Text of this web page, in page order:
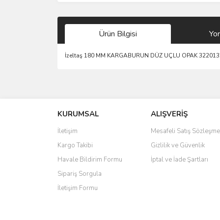
Ürün Bilgisi
İzeltaş 180 MM KARGABURUN DÜZ UÇLU OPAK
Ürün resmi kalitesiz, bozuk veya görüntülenemiyor.
Ürün açıklamasında eksik bilgiler bulunuyor.
Ürün bilgilerinde hatalar bulunuyor.
Ürün fiyatı diğer sitelerden daha pahalı.
Bu ürüne benzer farklı alternatifler olmalı.
KURUMSAL
İletişim
Kargo Takibi
Havale Bildirim Formu
Sipariş Sorgula
İletişim Formu
ALIŞVERİŞ
Mesafeli Satış
Gizlilik ve Güvenlik
İptal ve İade Şartları